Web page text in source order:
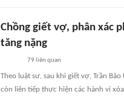
Chồng giết vợ, phân xác
tăng nặng
79 liên quan
Theo luật sư, sau khi giết vợ, Trần
còn liên tiếp thực hiện các hành vi